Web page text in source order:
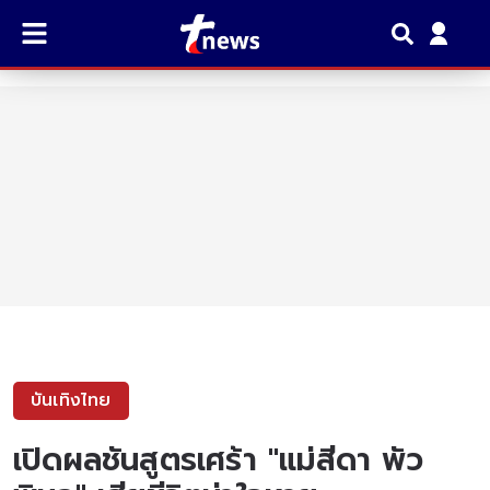
บันเทิงไทย
เปิดผลชันสูตรเศร้า "แม่สีดา พัว